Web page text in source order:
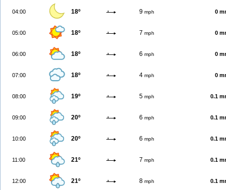
04:00 18º 9 mph 0
05:00 18º 7 mph 0
06:00 18º 6 mph 0
07:00 18º 4 mph 0
08:00 19º 5 mph 0.1
09:00 20º 6 mph 0.1
10:00 20º 6 mph 0.1
11:00 21º 7 mph 0.1
12:00 21º 8 mph 0.1